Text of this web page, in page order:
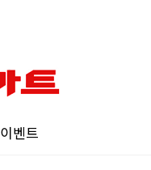
이벤트